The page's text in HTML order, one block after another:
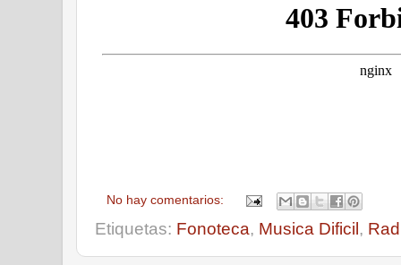
No hay comentarios:
Etiquetas: Fonoteca, Musica Dificil,